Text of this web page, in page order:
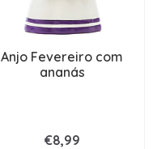
Anjo Fevereiro com
ananás
€8,99